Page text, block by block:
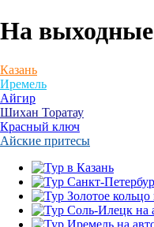
На выходные
Казань
Иремель
Айгир
Шихан Торатау
Красный ключ
Айские притесы